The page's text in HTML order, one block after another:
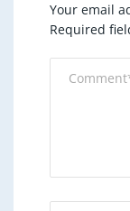
Your email
Required